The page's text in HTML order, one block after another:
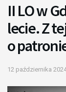
II LO w
lecie. Z
o
12 października